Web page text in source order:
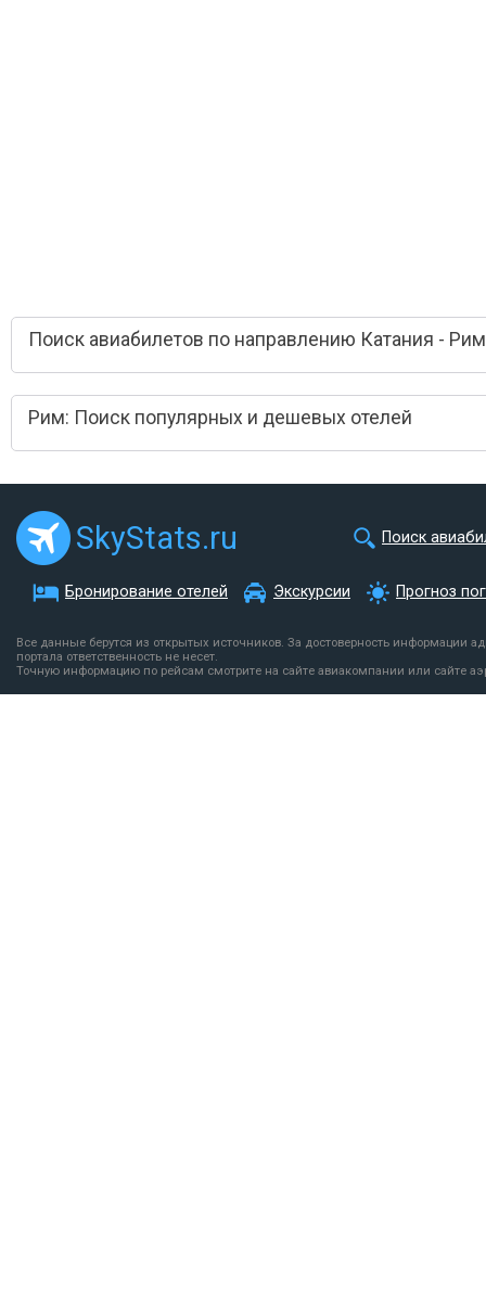
Поиск авиабилетов по направлению Катания - Рим
Рим: Поиск популярных и дешевых отелей
SkyStats.ru Поиск
Бронирование отелей Экскурсии Прогноз
Все данные берутся из открытых источников. За достоверность информации
портала ответственность не несет.
Точную информацию по рейсам смотрите на сайте авиакомпании или сайте